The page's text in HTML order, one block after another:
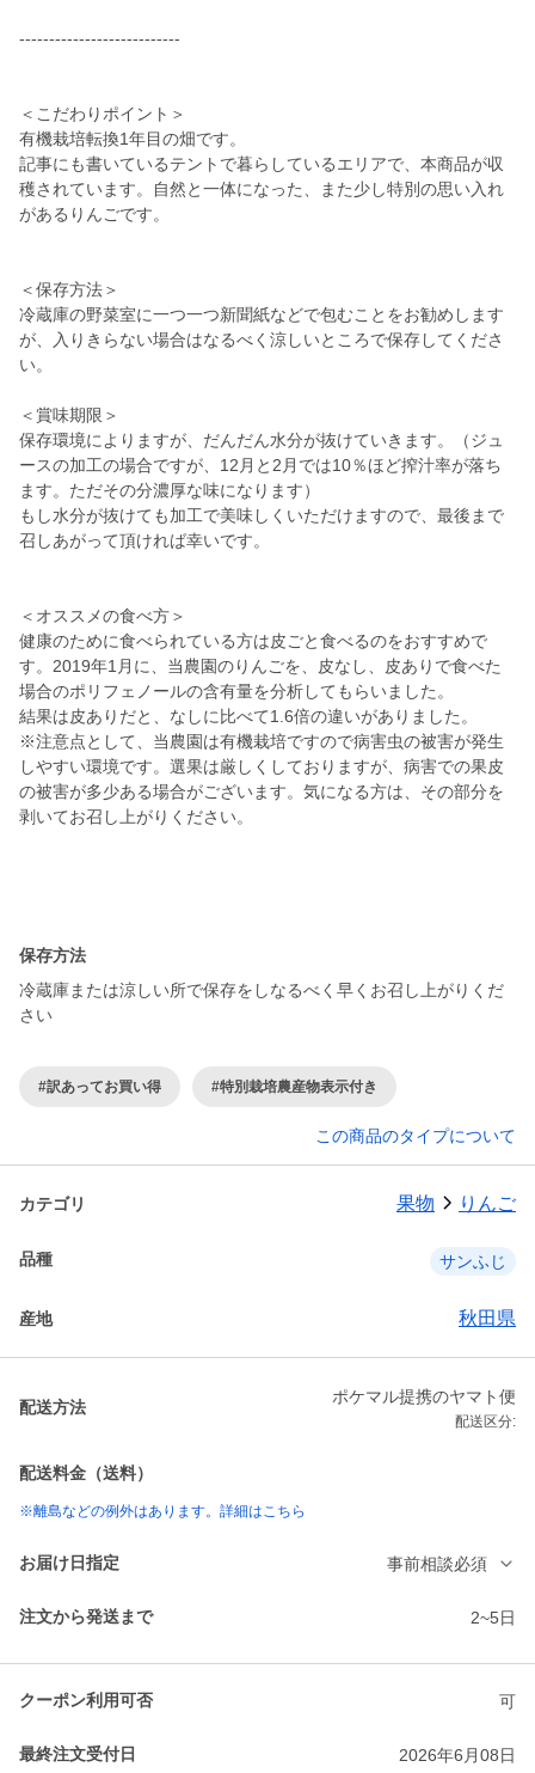
---------------------------
＜こだわりポイント＞
有機栽培転換1年目の畑です。
記事にも書いているテントで暮らしているエリアで、本商品が収
穫されています。自然と一体になった、また少し特別の思い入れ
があるりんごです。
＜保存方法＞
冷蔵庫の野菜室に一つ一つ新聞紙などで包むことをお勧めします
が、入りきらない場合はなるべく涼しいところで保存してくださ
い。
＜賞味期限＞
保存環境によりますが、だんだん水分が抜けていきます。（ジュ
ースの加工の場合ですが、12月と2月では10％ほど搾汁率が落ち
ます。ただその分濃厚な味になります）
もし水分が抜けても加工で美味しくいただけますので、最後まで
召しあがって頂ければ幸いです。
＜オススメの食べ方＞
健康のために食べられている方は皮ごと食べるのをおすすめで
す。2019年1月に、当農園のりんごを、皮なし、皮ありで食べた
場合のポリフェノールの含有量を分析してもらいました。
結果は皮ありだと、なしに比べて1.6倍の違いがありました。
※注意点として、当農園は有機栽培ですので病害虫の被害が発生
しやすい環境です。選果は厳しくしておりますが、病害での果皮
の被害が多少ある場合がございます。気になる方は、その部分を
剥いてお召し上がりください。
保存方法
冷蔵庫または涼しい所で保存をしなるべく早くお召し上がりくだ
さい
#訳あってお買い得 #特別栽培農産物表示付き
この商品のタイプについて
カテゴリ 果物 りんご
品種 サンふじ
産地 秋田県
配送方法
ポケマル提携のヤマト便
配送区分:
配送料金（送料）
※離島などの例外はあります。詳細はこちら
お届け日指定 事前相談必須
注文から発送まで 2~5日
クーポン利用可否 可
最終注文受付日 2026年6月08日